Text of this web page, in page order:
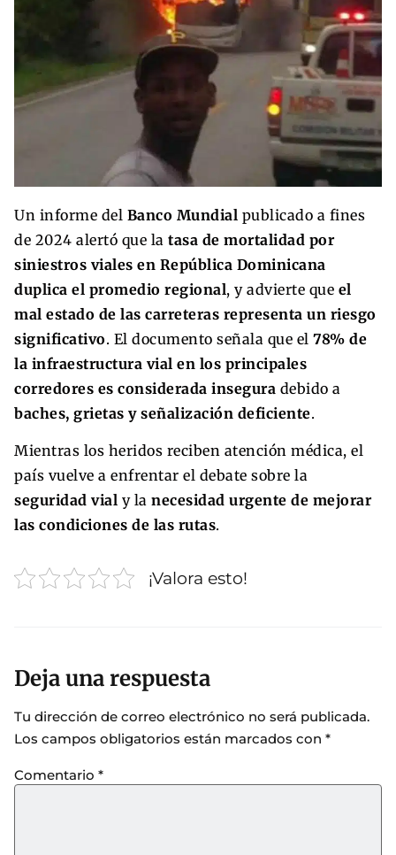
Un informe del Banco Mundial publicado a fines
de 2024 alertó que la tasa de mortalidad por
siniestros viales en República Dominicana
duplica el promedio regional, y advierte que el
mal estado de las carreteras representa un riesgo
significativo. El documento señala que el 78% de
la infraestructura vial en los principales
corredores es considerada insegura debido a
baches, grietas y señalización deficiente.
Mientras los heridos reciben atención médica, el
país vuelve a enfrentar el debate sobre la
seguridad vial y la necesidad urgente de mejorar
las condiciones de las rutas.
¡Valora esto!
Deja una respuesta
Tu dirección de correo electrónico no será publicada.
Los campos obligatorios están marcados con *
Comentario *